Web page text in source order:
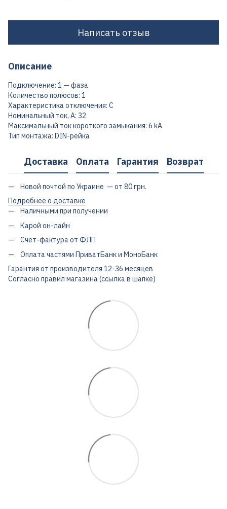
Написать отзыв
Описание
Подключение: 1 — фаза
Количество полюсов: 1
Характеристика отключения: C
Номинальный ток, А: 32
Максимальный ток короткого замыкания: 6 kA
Тип монтажа: DIN-рейка
Доставка Оплата Гарантия Возврат
Новой почтой по Украине — от 80 грн.
Подробнее о доставке
Наличными при получении
Карой он-лайн
Счет-фактура от ФЛП
Оплата частями ПриватБанк и МоноБанк
Гарантия от производителя 12-36 месяцев
Согласно правил магазина (ссылка в шапке)